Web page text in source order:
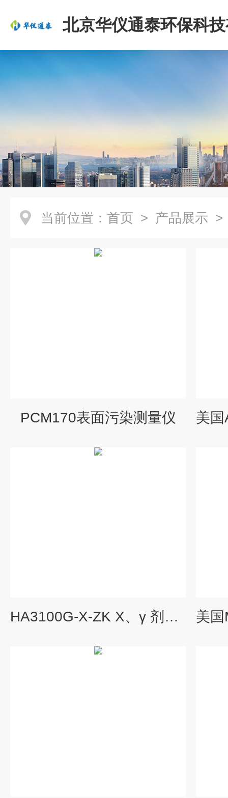
北京华仪通泰环保科
司
当前位置： 首页 > 产品展示
PCM170表面污染测量仪
HA3100G-X-ZK X、γ 剂量率仪